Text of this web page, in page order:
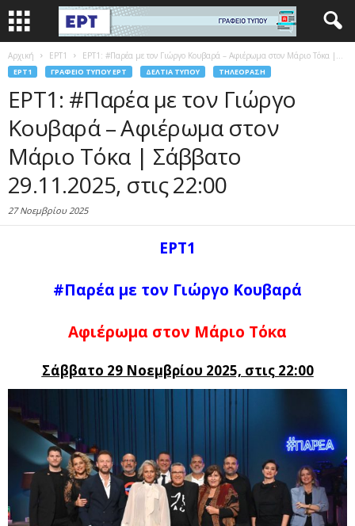
Αρχική EΡΤ1 ΕΡΤ1: #Παρέα με τον Γιώργο Κουβαρά – Αφιέρωμα στον Μάριο Τόκα |...
EΡΤ1 ΓΡΑΦΕΊΟ ΤΎΠΟΥ ΕΡΤ ΔΕΛΤΊΑ ΤΎΠΟΥ ΤΗΛΕΌΡΑΣΗ
ΕΡΤ1: #Παρέα με τον Γιώργο
Κουβαρά – Αφιέρωμα στον
Μάριο Τόκα | Σάββατο
29.11.2025, στις 22:00
27 Νοεμβρίου 2025
ΕΡΤ1
#Παρέα με τον Γιώργο Κουβαρά
Αφιέρωμα στον Μάριο Τόκα
Σάββατο 29 Νοεμβρίου 2025, στις 22:00